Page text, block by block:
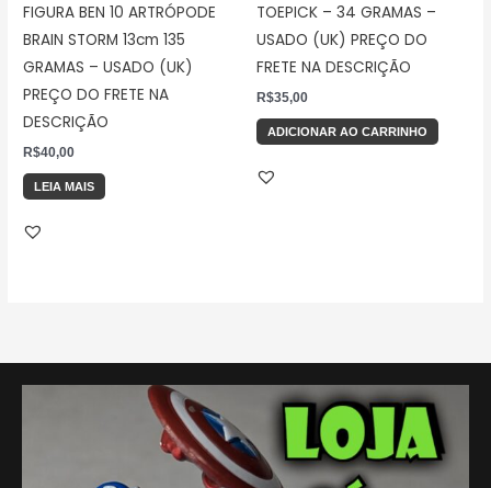
FIGURA BEN 10 ARTRÓPODE
BRAIN STORM 13cm 135
GRAMAS – USADO (UK)
PREÇO DO FRETE NA
DESCRIÇÃO
R$40,00
LEIA MAIS
TOEPICK – 34 GRAMAS –
USADO (UK) PREÇO DO
FRETE NA DESCRIÇÃO
R$35,00
ADICIONAR AO CARRINHO